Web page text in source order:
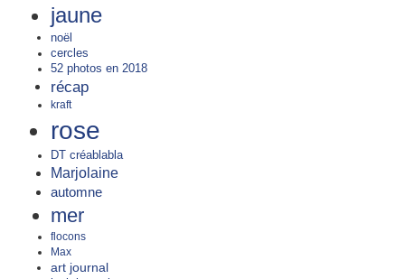
jaune
noël
cercles
52 photos en 2018
récap
kraft
rose
DT créablabla
Marjolaine
automne
mer
flocons
Max
art journal